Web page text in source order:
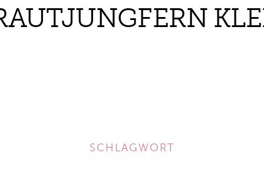
SCHLAGWORT